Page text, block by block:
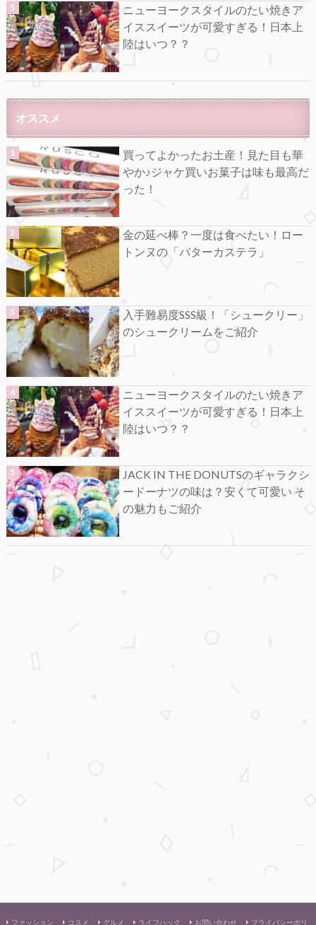
ニューヨークスタイルのたい焼きア
イススイーツが可愛すぎる！日本上
陸はいつ？？
オススメ
買ってよかったお土産！見た目も華
やか♪ジャケ買いお菓子は味も最高だ
った！
金の延べ棒？一度は食べたい！ロー
トンヌの「バターカステラ」
入手難易度SSS級！「シュークリー」
のシュークリームをご紹介
ニューヨークスタイルのたい焼きア
イススイーツが可愛すぎる！日本上
陸はいつ？？
JACK IN THE DONUTSのギャラクシ
ードーナツの味は？安くて可愛い そ
の魅力もご紹介
ファッション コスメ グルメ ライフハック お問い合わせ プライバシーポリ